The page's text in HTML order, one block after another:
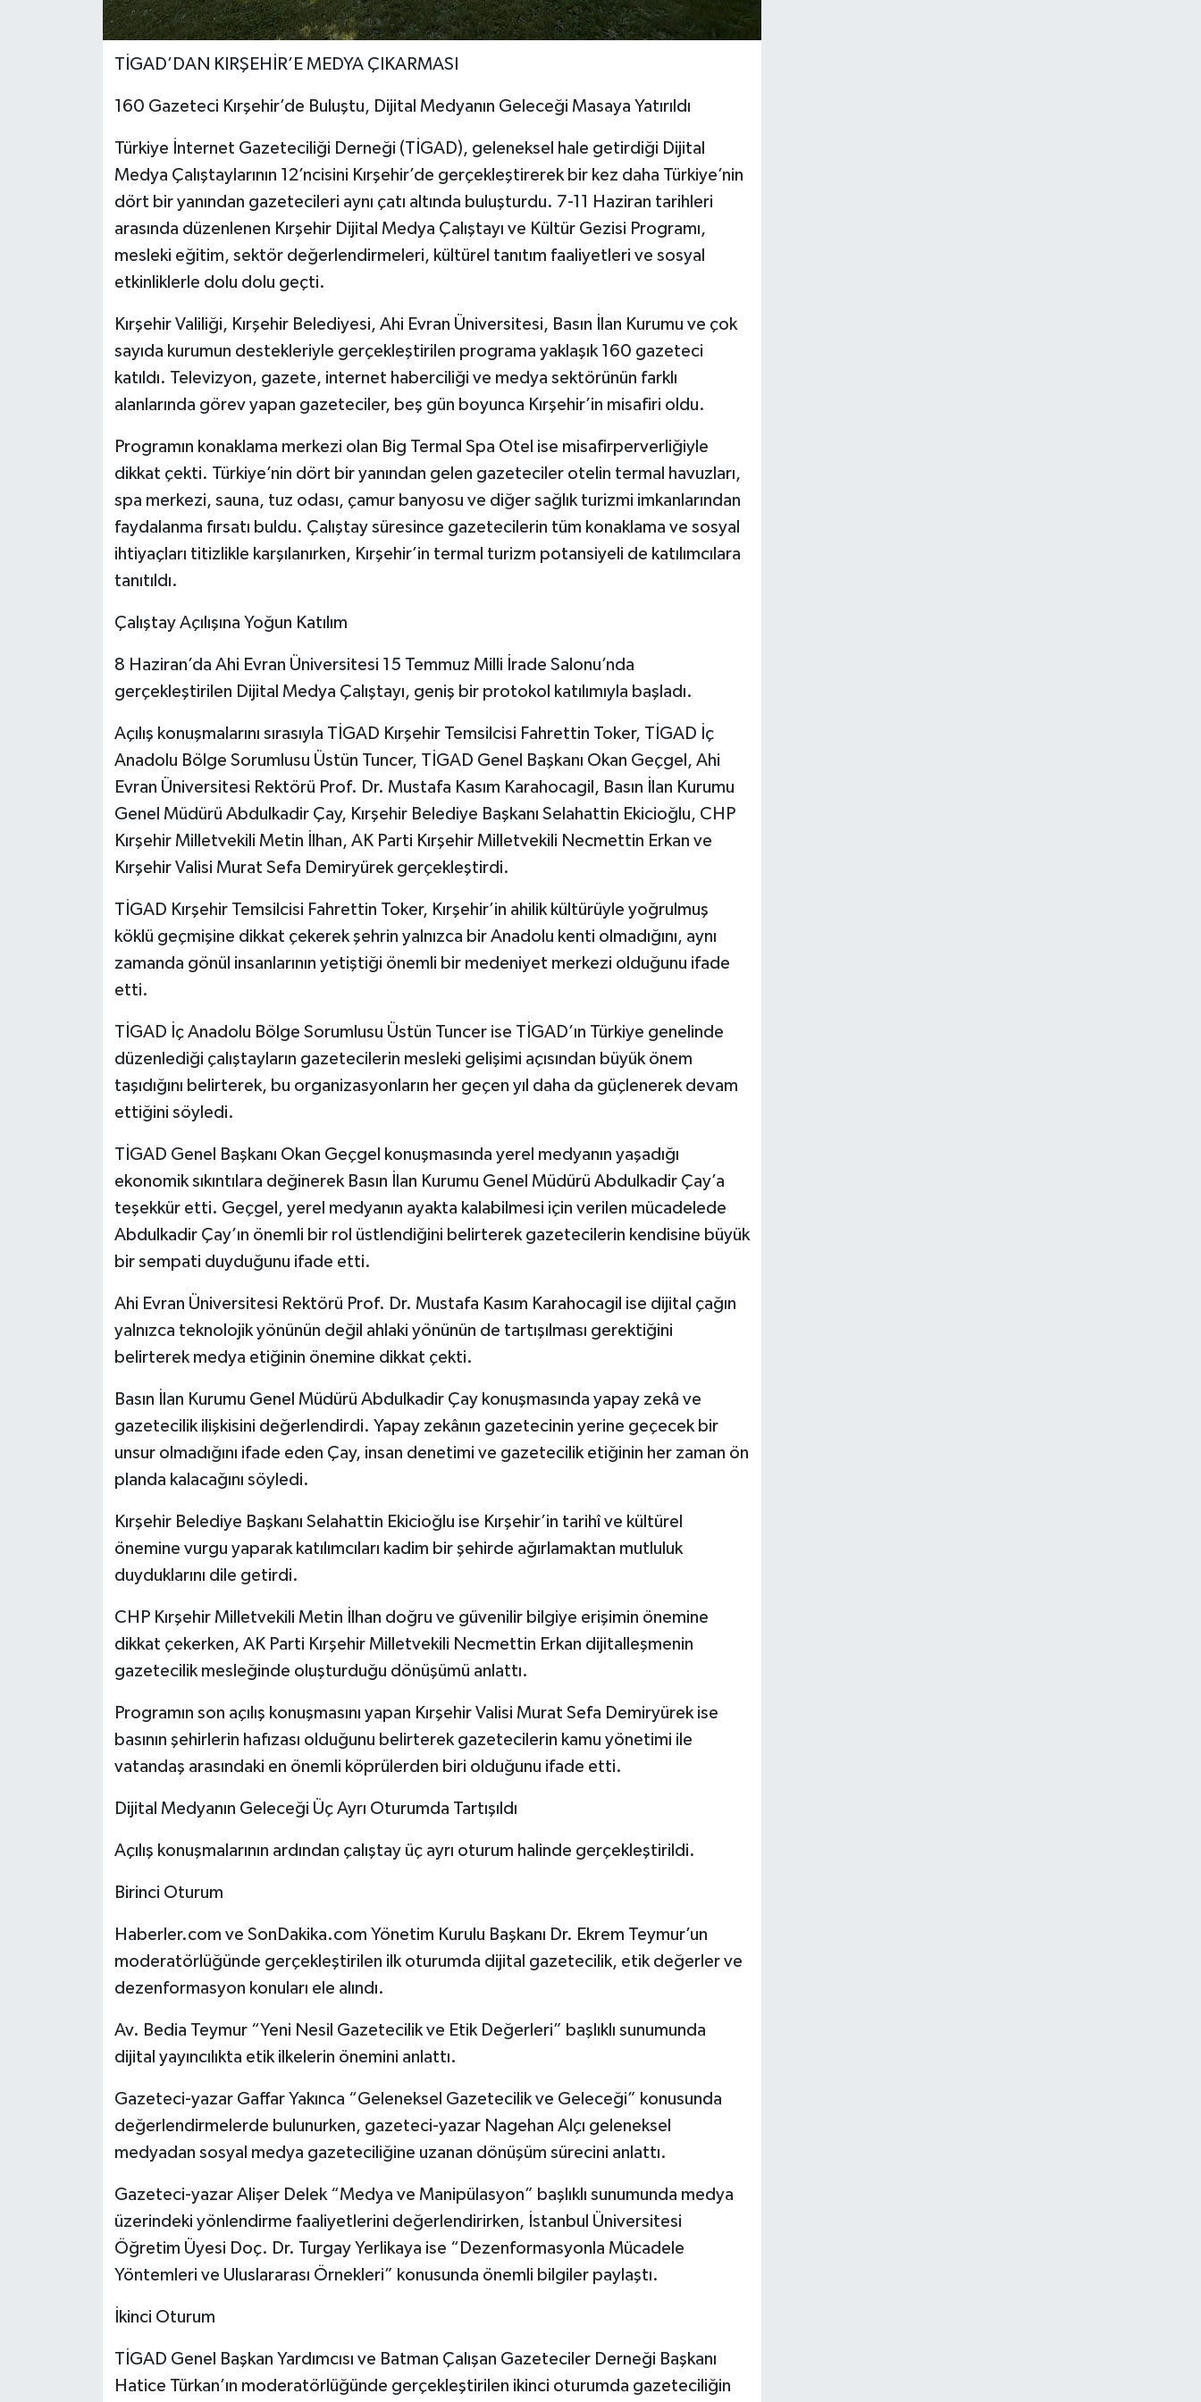
TİGAD’DAN KIRŞEHİR’E MEDYA ÇIKARMASI
160 Gazeteci Kırşehir’de Buluştu, Dijital Medyanın Geleceği Masaya Yatırıldı
Türkiye İnternet Gazeteciliği Derneği (TİGAD), geleneksel hale getirdiği Dijital
Medya Çalıştaylarının 12’ncisini Kırşehir’de gerçekleştirerek bir kez daha Türkiye’nin
dört bir yanından gazetecileri aynı çatı altında buluşturdu. 7-11 Haziran tarihleri
arasında düzenlenen Kırşehir Dijital Medya Çalıştayı ve Kültür Gezisi Programı,
mesleki eğitim, sektör değerlendirmeleri, kültürel tanıtım faaliyetleri ve sosyal
etkinliklerle dolu dolu geçti.
Kırşehir Valiliği, Kırşehir Belediyesi, Ahi Evran Üniversitesi, Basın İlan Kurumu ve çok
sayıda kurumun destekleriyle gerçekleştirilen programa yaklaşık 160 gazeteci
katıldı. Televizyon, gazete, internet haberciliği ve medya sektörünün farklı
alanlarında görev yapan gazeteciler, beş gün boyunca Kırşehir’in misafiri oldu.
Programın konaklama merkezi olan Big Termal Spa Otel ise misafirperverliğiyle
dikkat çekti. Türkiye’nin dört bir yanından gelen gazeteciler otelin termal havuzları,
spa merkezi, sauna, tuz odası, çamur banyosu ve diğer sağlık turizmi imkanlarından
faydalanma fırsatı buldu. Çalıştay süresince gazetecilerin tüm konaklama ve sosyal
ihtiyaçları titizlikle karşılanırken, Kırşehir’in termal turizm potansiyeli de katılımcılara
tanıtıldı.
Çalıştay Açılışına Yoğun Katılım
8 Haziran’da Ahi Evran Üniversitesi 15 Temmuz Milli İrade Salonu’nda
gerçekleştirilen Dijital Medya Çalıştayı, geniş bir protokol katılımıyla başladı.
Açılış konuşmalarını sırasıyla TİGAD Kırşehir Temsilcisi Fahrettin Toker, TİGAD İç
Anadolu Bölge Sorumlusu Üstün Tuncer, TİGAD Genel Başkanı Okan Geçgel, Ahi
Evran Üniversitesi Rektörü Prof. Dr. Mustafa Kasım Karahocagil, Basın İlan Kurumu
Genel Müdürü Abdulkadir Çay, Kırşehir Belediye Başkanı Selahattin Ekicioğlu, CHP
Kırşehir Milletvekili Metin İlhan, AK Parti Kırşehir Milletvekili Necmettin Erkan ve
Kırşehir Valisi Murat Sefa Demiryürek gerçekleştirdi.
TİGAD Kırşehir Temsilcisi Fahrettin Toker, Kırşehir’in ahilik kültürüyle yoğrulmuş
köklü geçmişine dikkat çekerek şehrin yalnızca bir Anadolu kenti olmadığını, aynı
zamanda gönül insanlarının yetiştiği önemli bir medeniyet merkezi olduğunu ifade
etti.
TİGAD İç Anadolu Bölge Sorumlusu Üstün Tuncer ise TİGAD’ın Türkiye genelinde
düzenlediği çalıştayların gazetecilerin mesleki gelişimi açısından büyük önem
taşıdığını belirterek, bu organizasyonların her geçen yıl daha da güçlenerek devam
ettiğini söyledi.
TİGAD Genel Başkanı Okan Geçgel konuşmasında yerel medyanın yaşadığı
ekonomik sıkıntılara değinerek Basın İlan Kurumu Genel Müdürü Abdulkadir Çay’a
teşekkür etti. Geçgel, yerel medyanın ayakta kalabilmesi için verilen mücadelede
Abdulkadir Çay’ın önemli bir rol üstlendiğini belirterek gazetecilerin kendisine büyük
bir sempati duyduğunu ifade etti.
Ahi Evran Üniversitesi Rektörü Prof. Dr. Mustafa Kasım Karahocagil ise dijital çağın
yalnızca teknolojik yönünün değil ahlaki yönünün de tartışılması gerektiğini
belirterek medya etiğinin önemine dikkat çekti.
Basın İlan Kurumu Genel Müdürü Abdulkadir Çay konuşmasında yapay zekâ ve
gazetecilik ilişkisini değerlendirdi. Yapay zekânın gazetecinin yerine geçecek bir
unsur olmadığını ifade eden Çay, insan denetimi ve gazetecilik etiğinin her zaman ön
planda kalacağını söyledi.
Kırşehir Belediye Başkanı Selahattin Ekicioğlu ise Kırşehir’in tarihî ve kültürel
önemine vurgu yaparak katılımcıları kadim bir şehirde ağırlamaktan mutluluk
duyduklarını dile getirdi.
CHP Kırşehir Milletvekili Metin İlhan doğru ve güvenilir bilgiye erişimin önemine
dikkat çekerken, AK Parti Kırşehir Milletvekili Necmettin Erkan dijitalleşmenin
gazetecilik mesleğinde oluşturduğu dönüşümü anlattı.
Programın son açılış konuşmasını yapan Kırşehir Valisi Murat Sefa Demiryürek ise
basının şehirlerin hafızası olduğunu belirterek gazetecilerin kamu yönetimi ile
vatandaş arasındaki en önemli köprülerden biri olduğunu ifade etti.
Dijital Medyanın Geleceği Üç Ayrı Oturumda Tartışıldı
Açılış konuşmalarının ardından çalıştay üç ayrı oturum halinde gerçekleştirildi.
Birinci Oturum
Haberler.com ve SonDakika.com Yönetim Kurulu Başkanı Dr. Ekrem Teymur’un
moderatörlüğünde gerçekleştirilen ilk oturumda dijital gazetecilik, etik değerler ve
dezenformasyon konuları ele alındı.
Av. Bedia Teymur “Yeni Nesil Gazetecilik ve Etik Değerleri” başlıklı sunumunda
dijital yayıncılıkta etik ilkelerin önemini anlattı.
Gazeteci-yazar Gaffar Yakınca “Geleneksel Gazetecilik ve Geleceği” konusunda
değerlendirmelerde bulunurken, gazeteci-yazar Nagehan Alçı geleneksel
medyadan sosyal medya gazeteciliğine uzanan dönüşüm sürecini anlattı.
Gazeteci-yazar Alişer Delek “Medya ve Manipülasyon” başlıklı sunumunda medya
üzerindeki yönlendirme faaliyetlerini değerlendirirken, İstanbul Üniversitesi
Öğretim Üyesi Doç. Dr. Turgay Yerlikaya ise “Dezenformasyonla Mücadele
Yöntemleri ve Uluslararası Örnekleri” konusunda önemli bilgiler paylaştı.
İkinci Oturum
TİGAD Genel Başkan Yardımcısı ve Batman Çalışan Gazeteciler Derneği Başkanı
Hatice Türkan’ın moderatörlüğünde gerçekleştirilen ikinci oturumda gazeteciliğin